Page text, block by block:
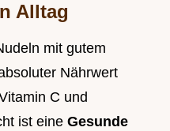
Alltag
mit gutem
Nährwert
C und
ist eine Gesunde